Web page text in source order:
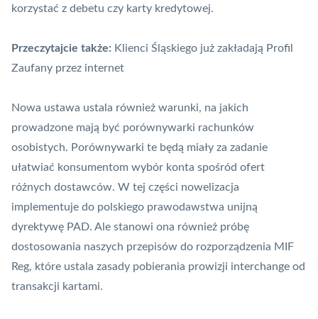
korzystać z debetu czy karty kredytowej.
Przeczytajcie także: Klienci Śląskiego już zakładają Profil
Zaufany przez internet
Nowa ustawa ustala również warunki, na jakich
prowadzone mają być porównywarki rachunków
osobistych. Porównywarki te będą miały za zadanie
ułatwiać konsumentom wybór konta spośród ofert
różnych dostawców. W tej części nowelizacja
implementuje do polskiego prawodawstwa unijną
dyrektywę PAD. Ale stanowi ona również próbę
dostosowania naszych przepisów do rozporządzenia MIF
Reg, które ustala zasady pobierania prowizji interchange od
transakcji kartami.